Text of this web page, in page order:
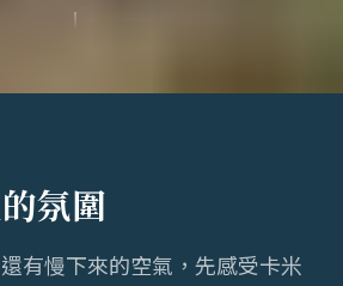
氛圍
有慢下來的空氣，先感受卡米